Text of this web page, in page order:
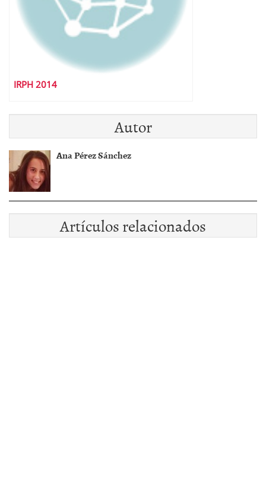
IRPH 2014
Autor
Ana Pérez Sánchez
Artículos relacionados